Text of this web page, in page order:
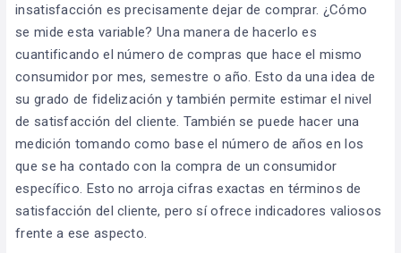
insatisfacción es precisamente dejar de comprar. ¿Cómo
se mide esta variable? Una manera de hacerlo es
cuantificando el número de compras que hace el mismo
consumidor por mes, semestre o año. Esto da una idea de
su grado de fidelización y también permite estimar el nivel
de satisfacción del cliente. También se puede hacer una
medición tomando como base el número de años en los
que se ha contado con la compra de un consumidor
específico. Esto no arroja cifras exactas en términos de
satisfacción del cliente, pero sí ofrece indicadores valiosos
frente a ese aspecto.